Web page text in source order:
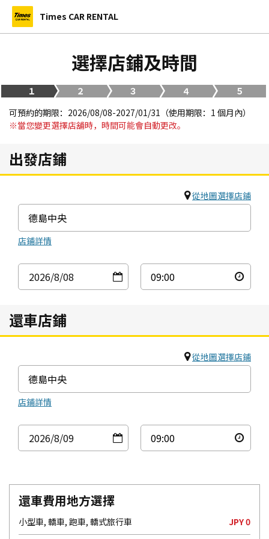
Times CAR RENTAL
選擇店鋪及時間
１ ２ ３ ４
５
可預約的期限：2026/08/08-2027/01/31（使用期限：1 個月內）
※當您變更選擇店舖時，時間可能會自動更改。
出發店鋪
從地圖選擇店鋪
店鋪詳情
2026/8/08
還車店鋪
從地圖選擇店鋪
店鋪詳情
2026/8/09
還車費用地方選擇
小型車, 轎車, 跑車, 轎式旅行車 JPY 0